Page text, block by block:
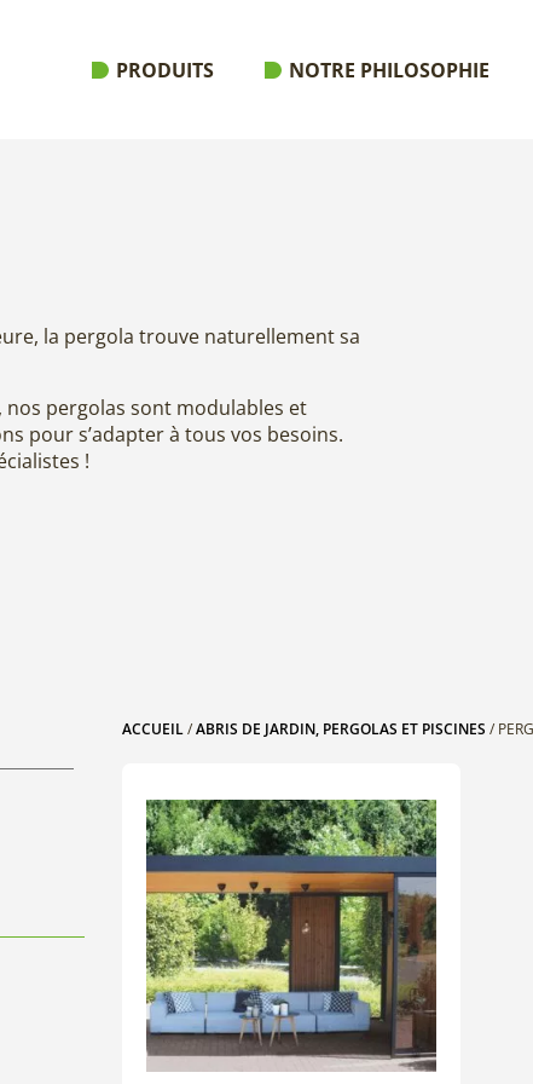
PRODUITS NOTRE PHILOSOPHIE
la pergola trouve naturellement sa
pergolas sont modulables et
pour s’adapter à tous vos besoins.
!
ACCUEIL/ABRIS DE JARDIN, PERGOLAS ET PISCINES /